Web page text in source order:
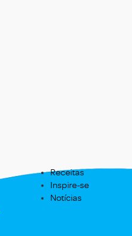
Receitas
Inspire-se
Notícias